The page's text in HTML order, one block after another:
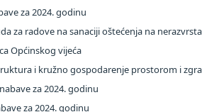
za 2024. godinu
za radove na sanaciji oštećenja na
Općinskog vijeća
i kružno gospodarenje prostorom i
za 2024. godinu
za 2024. godinu